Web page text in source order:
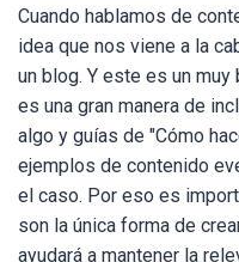
Cuando hablamos de
idea que nos viene a la
un blog. Y este es un
es una gran manera de
algo y guías de "Cómo
ejemplos de contenido
el caso. Por eso es
son la única forma de
ayudará a mantener la